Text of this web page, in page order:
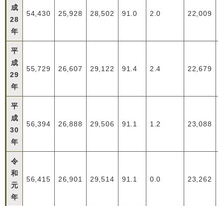
成
28
年
54,430 25,928 28,502 91.0 2.0 22,009
平
成
29
年
55,729 26,607 29,122 91.4 2.4 22,679
平
成
30
年
56,394 26,888 29,506 91.1 1.2 23,088
令
和
元
年
56,415 26,901 29,514 91.1 0.0 23,262